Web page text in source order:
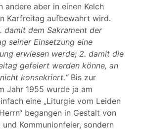
andere aber in einen Kelch
Karfreitag aufbewahrt wird.
damit dem Sakrament der
seiner Einsetzung eine
erwiesen werde; 2. damit die
gefeiert werden könne, an
konsekriert.“Bis zur
Jahr 1955 wurde ja am
eine „Liturgie vom Leiden
begangen in Gestalt von
Kommunionfeier, sondern